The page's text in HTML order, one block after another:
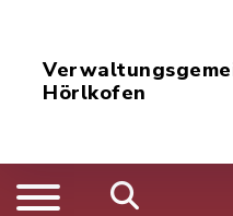
Hörlkofen